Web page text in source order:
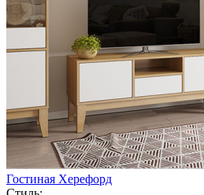
Гостиная Херефорд